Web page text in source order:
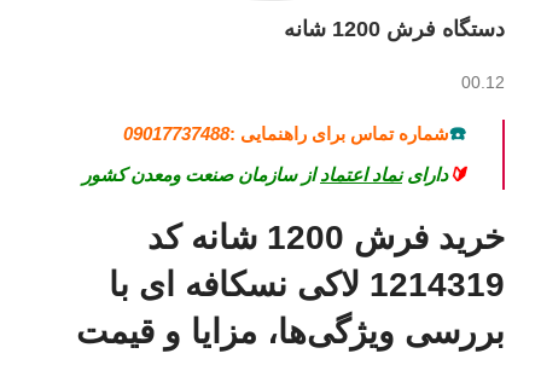
دستگاه فرش 1200 شانه
00.12
☎️شماره تماس برای راهنمایی :09017737488
🔰داراینماد اعتماداز سازمان صنعت ومعدن کشور
خرید فرش 1200 شانه کد
1214319 لاکی نسکافه ای
با
بررسی ویژگی‌ها، مزایا و قیمت